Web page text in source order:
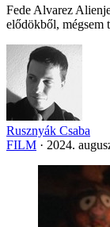
Fede Alvarez
elődökből, mégsem
Rusznyák Csaba
FILM · 2024.